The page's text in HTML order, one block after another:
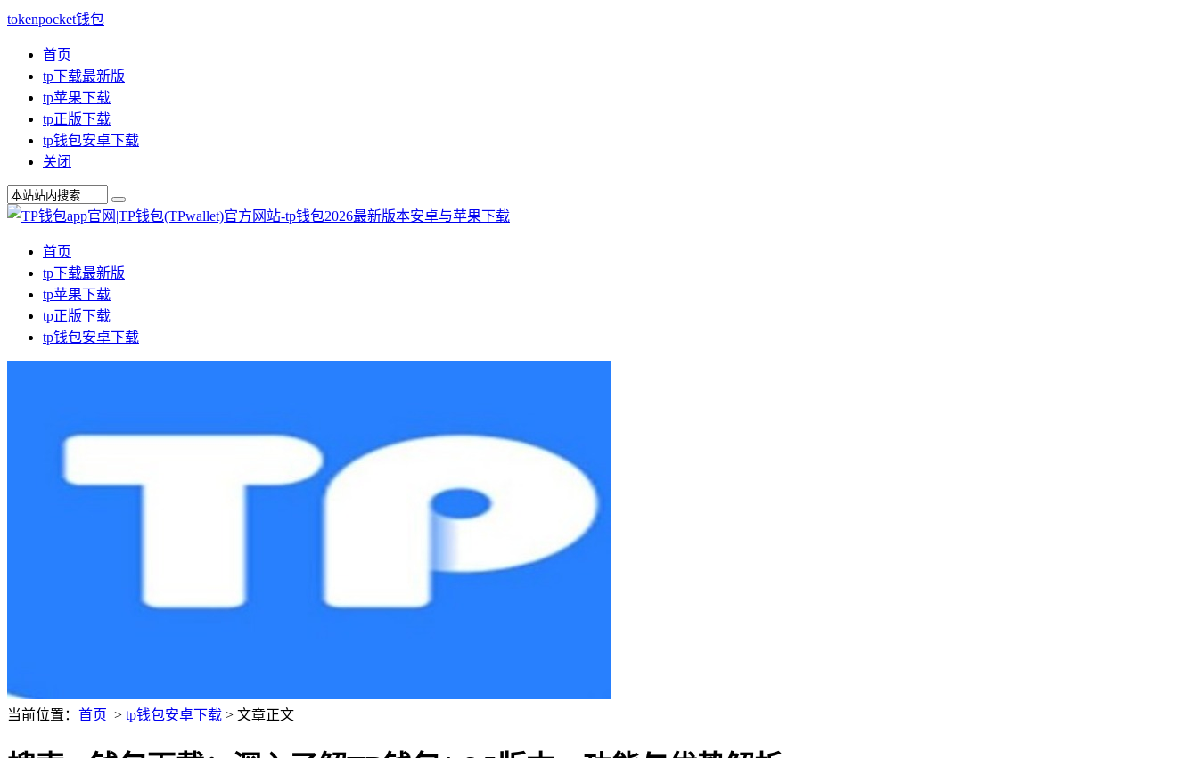
tokenpocket钱包
首页
tp下载最新版
tp苹果下载
tp正版下载
tp钱包安卓下载
关闭
首页
tp下载最新版
tp苹果下载
tp正版下载
tp钱包安卓下载
当前位置： 首页 > tp钱包安卓下载 > 文章正文